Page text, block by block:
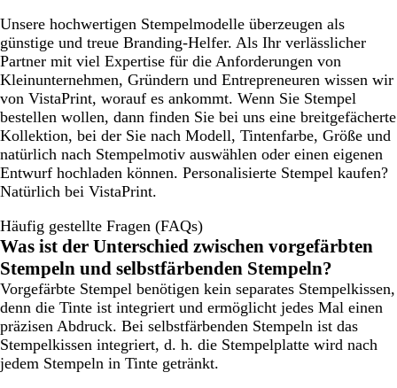
Unsere hochwertigen Stempelmodelle überzeugen als
günstige und treue Branding-Helfer. Als Ihr verlässlicher
Partner mit viel Expertise für die Anforderungen von
Kleinunternehmen, Gründern und Entrepreneuren wissen wir
von VistaPrint, worauf es ankommt. Wenn Sie Stempel
bestellen wollen, dann finden Sie bei uns eine breitgefächerte
Kollektion, bei der Sie nach Modell, Tintenfarbe, Größe und
natürlich nach Stempelmotiv auswählen oder einen eigenen
Entwurf hochladen können. Personalisierte Stempel kaufen?
Natürlich bei VistaPrint.
Häufig gestellte Fragen (FAQs)
Was ist der Unterschied zwischen vorgefärbten
Stempeln und selbstfärbenden Stempeln?
Vorgefärbte Stempel benötigen kein separates Stempelkissen,
denn die Tinte ist integriert und ermöglicht jedes Mal einen
präzisen Abdruck. Bei selbstfärbenden Stempeln ist das
Stempelkissen integriert, d. h. die Stempelplatte wird nach
jedem Stempeln in Tinte getränkt.